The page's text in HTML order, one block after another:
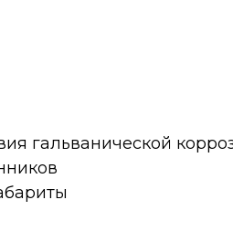
гальванической